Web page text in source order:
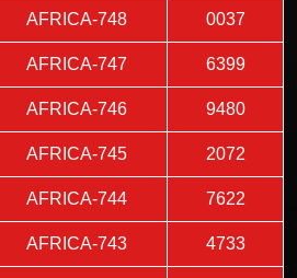
AFRICA-748 0037
AFRICA-747 6399
AFRICA-746 9480
AFRICA-745 2072
AFRICA-744 7622
AFRICA-743 4733